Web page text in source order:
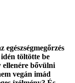
töltötte be
ellenére bővülni
vegán imád